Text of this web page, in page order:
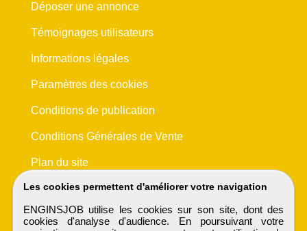
Les cookies permettent d'améliorer votre navigation
ENGINSJOB utilise les cookies sur son site, dont des
cookies d'analyse d'audience. En poursuivant votre
Déposer une annonce
Témoignages utilisateurs
Informations légales
Paramètres des cookies
Conditions de publication
Conditions Générales de Vente
Plan du site